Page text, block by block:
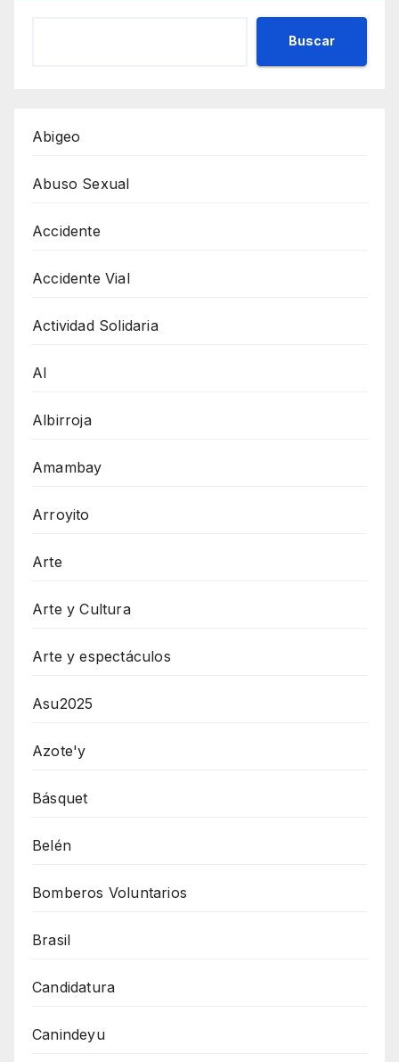
Buscar
Abigeo
Abuso Sexual
Accidente
Accidente Vial
Actividad Solidaria
AI
Albirroja
Amambay
Arroyito
Arte
Arte y Cultura
Arte y espectáculos
Asu2025
Azote'y
Básquet
Belén
Bomberos Voluntarios
Brasil
Candidatura
Canindeyu